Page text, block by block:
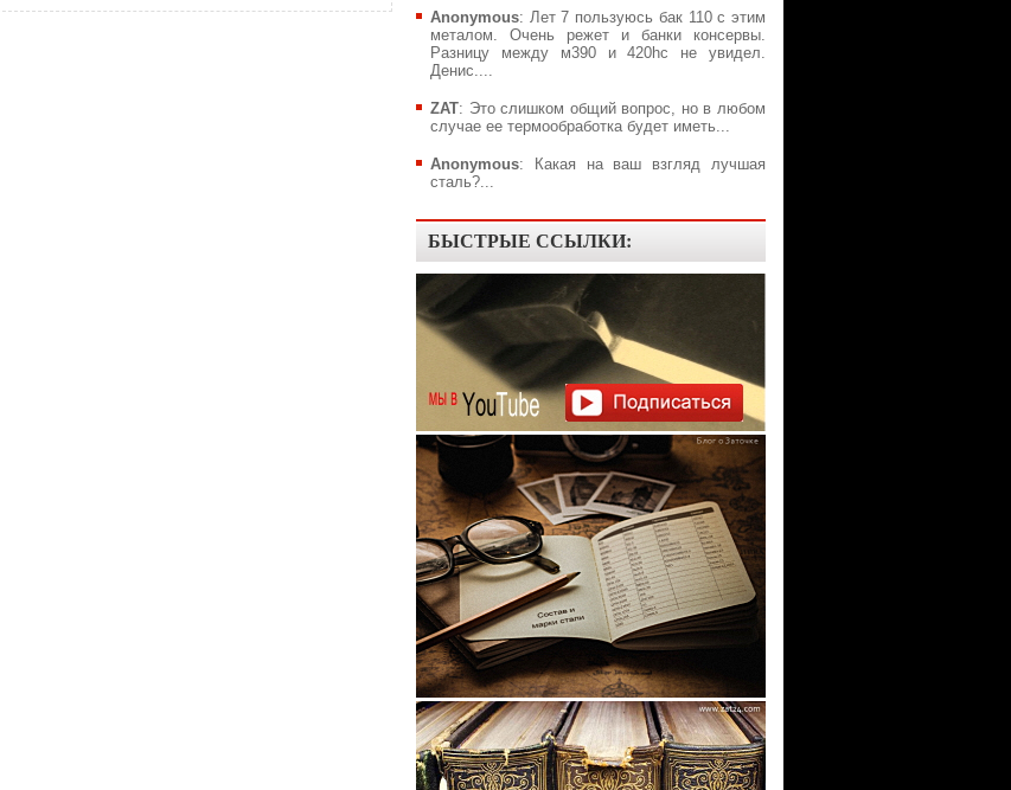
Anonymous: Лет 7 пользуюсь бак 110 с этим
металом. Очень режет и банки консервы.
Разницу между м390 и 420hc не увидел.
Денис....
ZAT: Это слишком общий вопрос, но в любом
случае ее термообработка будет иметь...
Anonymous: Какая на ваш взгляд лучшая
сталь?...
БЫСТРЫЕ ССЫЛКИ: